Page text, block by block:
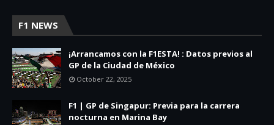
F1 NEWS
¡Arrancamos con la F1ESTA! : Datos previos al
GP de la Ciudad de México
October 22, 2025
F1 | GP de Singapur: Previa para la carrera
nocturna en Marina Bay